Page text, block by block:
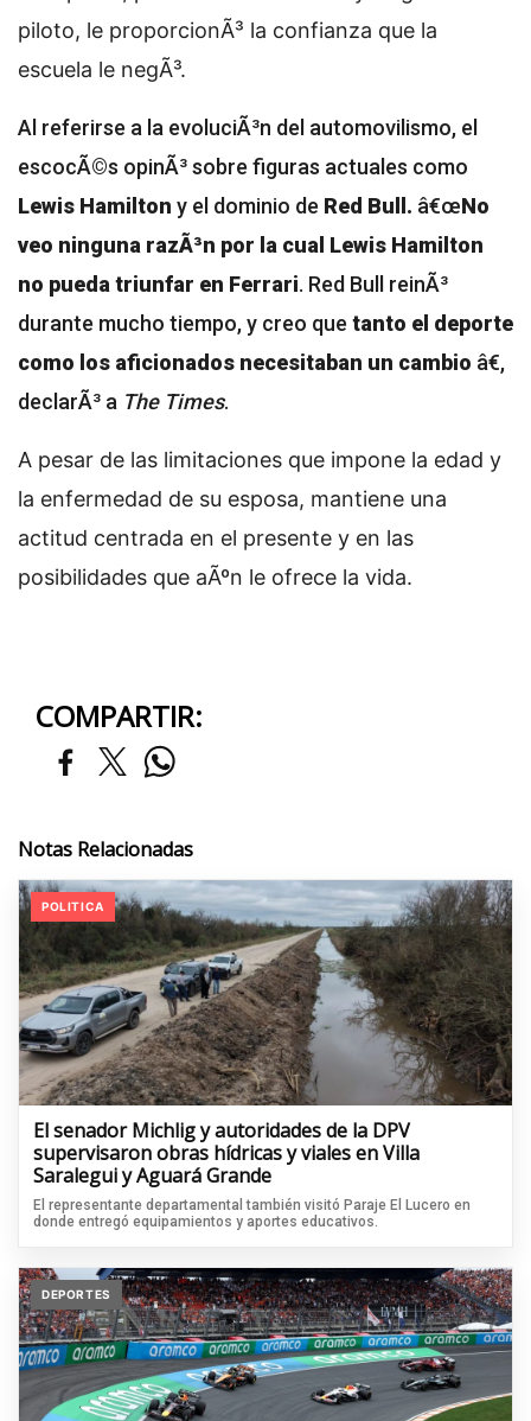
piloto, le proporcionÃ³ la confianza que la
escuela le negÃ³.
Al referirse a la evoluciÃ³n del automovilismo, el
escocÃ©s opinÃ³ sobre figuras actuales como
Lewis Hamilton y el dominio de Red Bull. â€œNo
veo ninguna razÃ³n por la cual Lewis Hamilton
no pueda triunfar en Ferrari. Red Bull reinÃ³
durante mucho tiempo, y creo que tanto el deporte
como los aficionados necesitaban un cambio â€,
declarÃ³ a The Times.
A pesar de las limitaciones que impone la edad y
la enfermedad de su esposa, mantiene una
actitud centrada en el presente y en las
posibilidades que aÃºn le ofrece la vida.
COMPARTIR:
Notas Relacionadas
POLITICA
El senador Michlig y autoridades de la DPV
supervisaron obras hídricas y viales en Villa
Saralegui y Aguará Grande
El representante departamental también visitó Paraje El Lucero en
donde entregó equipamientos y aportes educativos.
DEPORTES